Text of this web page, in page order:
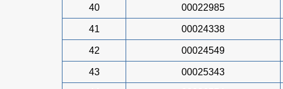
40 00022985
41 00024338
42 00024549
43 00025343